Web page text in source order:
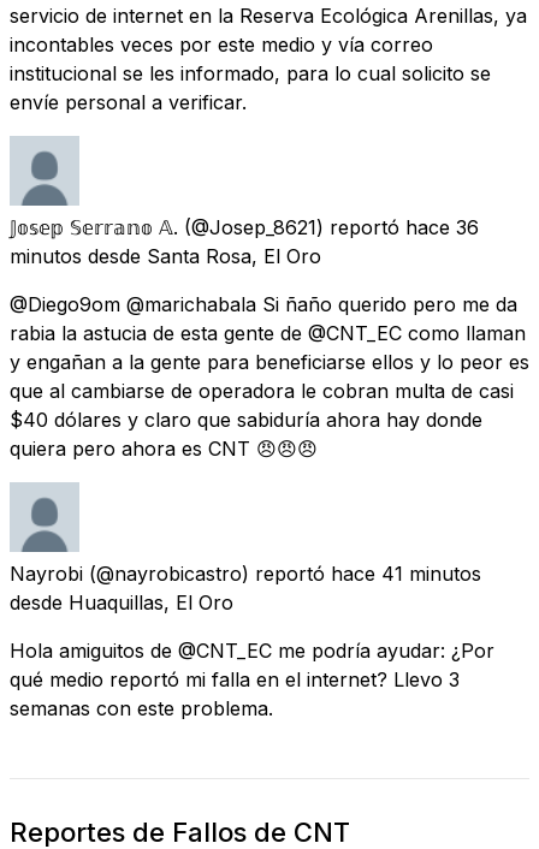
servicio de internet en la Reserva Ecológica Arenillas, ya
incontables veces por este medio y vía correo
institucional se les informado, para lo cual solicito se
envíe personal a verificar.
𝕁𝕠𝕤𝕖𝕡 𝕊𝕖𝕣𝕣𝕒𝕟𝕠 𝔸. (@Josep_8621) reportó hace 36
minutos desde Santa Rosa, El Oro
@Diego9om @marichabala Si ñaño querido pero me da
rabia la astucia de esta gente de @CNT_EC como llaman
y engañan a la gente para beneficiarse ellos y lo peor es
que al cambiarse de operadora le cobran multa de casi
$40 dólares y claro que sabiduría ahora hay donde
quiera pero ahora es CNT 😠😠😠
Nayrobi (@nayrobicastro) reportó hace 41 minutos
desde Huaquillas, El Oro
Hola amiguitos de @CNT_EC me podría ayudar: ¿Por
qué medio reportó mi falla en el internet? Llevo 3
semanas con este problema.
Reportes de Fallos de CNT